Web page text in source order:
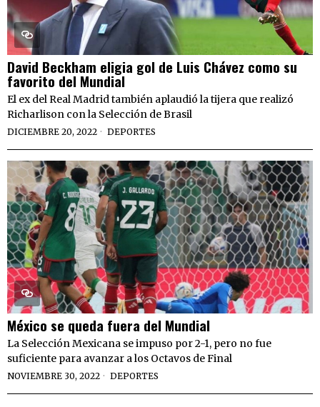
David Beckham eligia gol de Luis Chávez como su
favorito del Mundial
El ex del Real Madrid también aplaudió la tijera que realizó
Richarlison con la Selección de Brasil
DICIEMBRE 20, 2022 DEPORTES
México se queda fuera del Mundial
La Selección Mexicana se impuso por 2-1, pero no fue
suficiente para avanzar a los Octavos de Final
NOVIEMBRE 30, 2022 DEPORTES